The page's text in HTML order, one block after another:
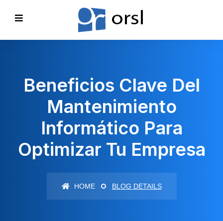
Beneficios Clave Del
Mantenimiento
Informático Para
Optimizar Tu Empresa
HOME BLOG DETAILS